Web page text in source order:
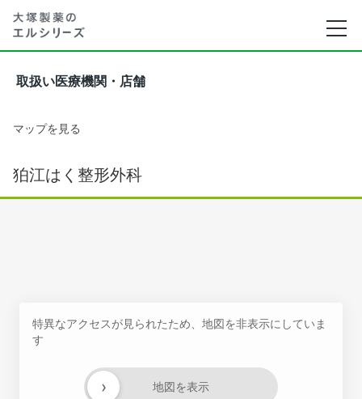
取扱い医療機関・店舗
マップを見る
狛江はく整形外科
特異なアクセスが見られたため、地図を非表示にしていま
す
地図を表示
›